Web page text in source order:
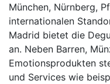
München, Nürnberg,
internationalen
Madrid bietet die
an. Neben Barren,
Emotionsprodukten
und Services wie